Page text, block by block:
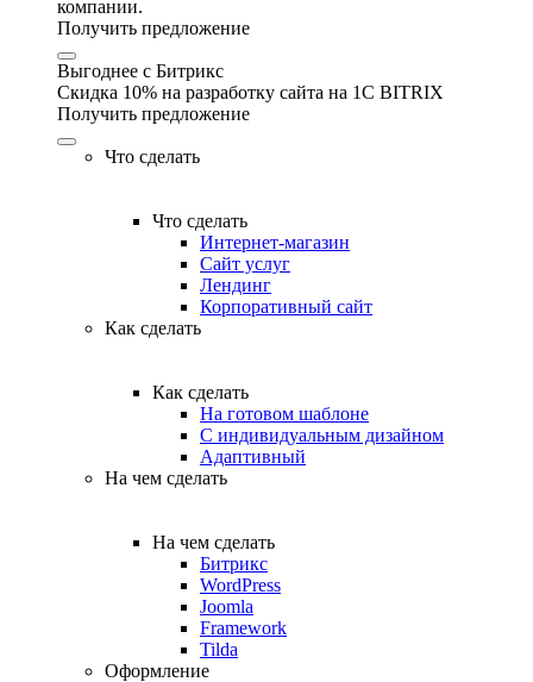
компании.
Получить предложение
Выгоднее с Битрикс
Скидка 10% на разработку сайта на 1C BITRIX
Получить предложение
Что сделать
Что сделать
Интернет-магазин
Сайт услуг
Лендинг
Корпоративный сайт
Как сделать
Как сделать
На готовом шаблоне
С индивидуальным дизайном
Адаптивный
На чем сделать
На чем сделать
Битрикс
WordPress
Joomla
Framework
Tilda
Оформление